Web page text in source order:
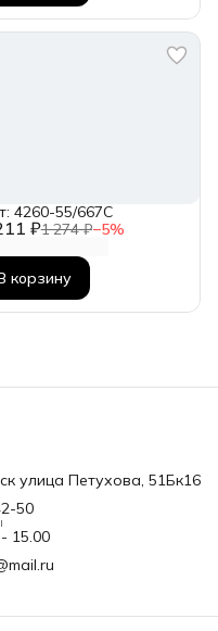
₽1 274 ₽−5%
4260-55/667C
корзину
улица Петухова, 51Бк16
50
15.00